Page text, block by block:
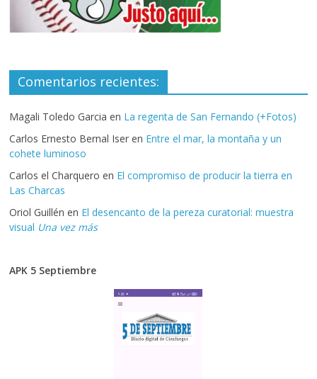
Comentarios recientes:
Magali Toledo Garcia en La regenta de San Fernando (+Fotos)
Carlos Ernesto Bernal Iser en Entre el mar, la montaña y un
cohete luminoso
Carlos el Charquero en El compromiso de producir la tierra en
Las Charcas
Oriol Guillén en El desencanto de la pereza curatorial: muestra
visual Una vez más
APK 5 Septiembre